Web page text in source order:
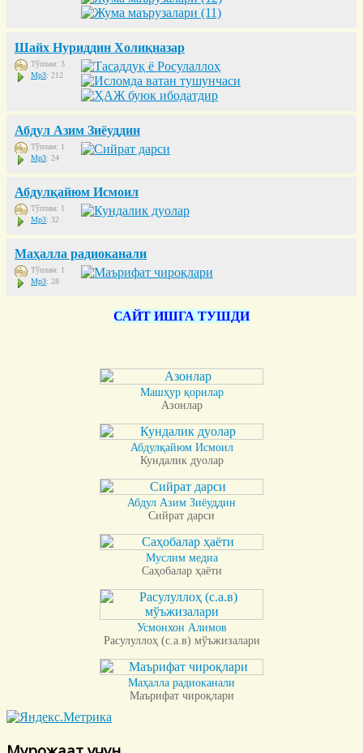
Шайх Нуриддин Холиқназар
Тўплам: 3
Mp3: 212
Абдул Азим Зиёуддин
Тўплам: 1
Mp3: 24
Абдулқайюм Исмоил
Тўплам: 1
Mp3: 32
Маҳалла радиоканали
Тўплам: 1
Mp3: 28
САЙТ ИШГА ТУШДИ
Машҳур қорилар
Азонлар
Абдулқайюм Исмоил
Кундалик дуолар
Абдул Азим Зиёуддин
Сийрат дарси
Муслим медиа
Саҳобалар ҳаёти
Усмонхон Алимов
Расулуллоҳ (с.а.в) мўъжизалари
Маҳалла радиоканали
Маърифат чироқлари